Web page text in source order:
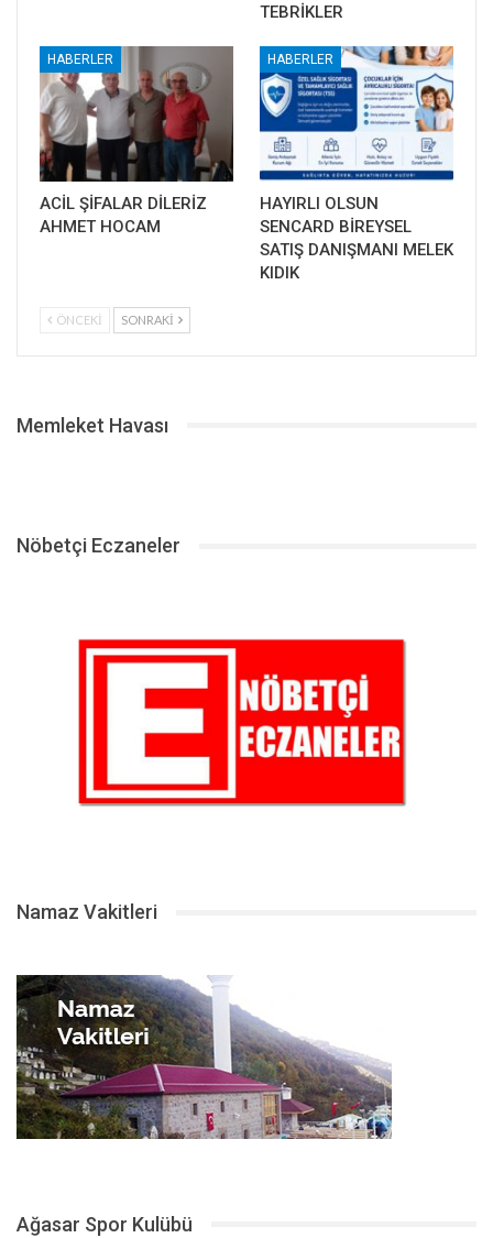
TEBRİKLER
HABERLER
ACİL ŞİFALAR DİLERİZ
AHMET HOCAM
HABERLER
HAYIRLI OLSUN
SENCARD BİREYSEL
SATIŞ DANIŞMANI MELEK
KIDIK
ÖNCEKI SONRAKI
Memleket Havası
Nöbetçi Eczaneler
Namaz Vakitleri
Ağasar Spor Kulübü